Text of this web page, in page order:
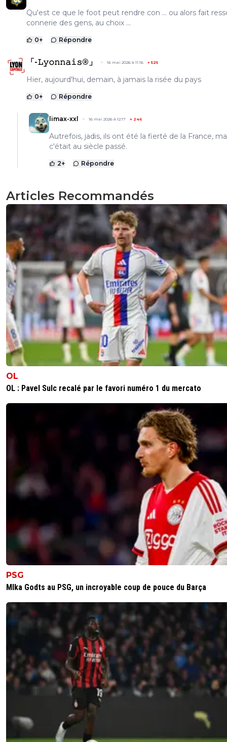
Qu'est ce que le foot peut rendre con ... ou alors fait
connerie des gens, au choix ...
0+ Répondre
「-𝙻𝚢𝚘𝚗𝚗𝚊𝚒𝚜®」 16 mai 2026 à 11:16 +525
Hier, aujourd'hui, demain, à jamais la risée du pays
0+ Répondre
limax-xxl 16 mai 2026 à 12:17 + 246
Autrefois, jadis, ils ont été la fierté de la France,
c'était au siècle passé.
2+ Répondre
Articles Recommandés
OL
OL : Pavel Sulc recalé par le favori numéro 1 du mercato
PSG
MIka Godts au PSG, un incroyable coup de pouce du Barça